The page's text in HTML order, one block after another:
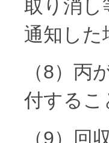
取り消し
通知した
（8）丙
付するこ
（9）回